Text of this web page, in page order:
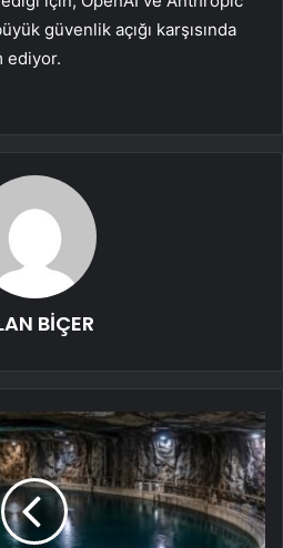
güvenlik açığı karşısında
ediyor.
BİÇER